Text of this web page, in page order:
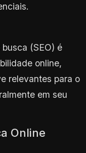
(SEO) é
online,
relevantes para o
em seu
Online